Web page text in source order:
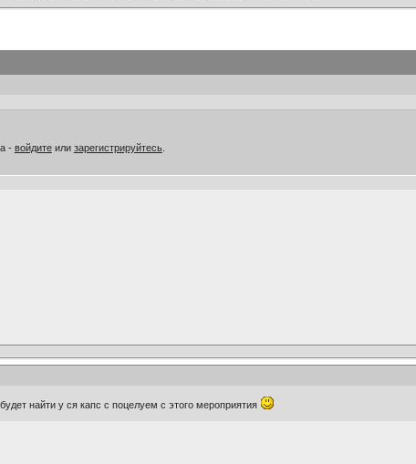
- войдитеили зарегистрируйтесь.
найти у ся капс с поцелуем с этого мероприятия